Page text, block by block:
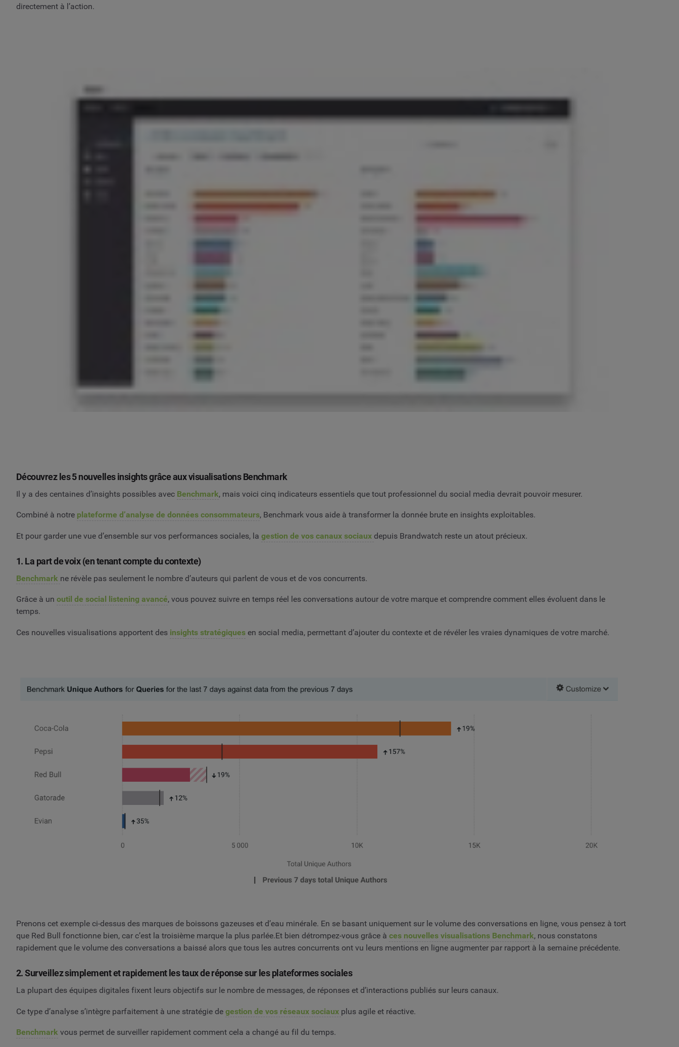
directement à l’action.
Découvrez les 5 nouvelles insights grâce aux visualisations Benchmark
Il y a des centaines d’insights possibles avec Benchmark, mais voici cinq indicateurs essentiels que tout professionnel du social media devrait pouvoir mesurer.
Combiné à notre plateforme d’analyse de données consommateurs, Benchmark vous aide à transformer la donnée brute en insights exploitables.
Et pour garder une vue d’ensemble sur vos performances sociales, la gestion de vos canaux sociaux depuis Brandwatch reste un atout précieux.
1. La part de voix (en tenant compte du contexte)
Benchmark ne révèle pas seulement le nombre d’auteurs qui parlent de vous et de vos concurrents.
Grâce à un outil de social listening avancé, vous pouvez suivre en temps réel les conversations autour de votre marque et comprendre comment elles évoluent dans le
temps.
Ces nouvelles visualisations apportent des insights stratégiques en social media, permettant d’ajouter du contexte et de révéler les vraies dynamiques de votre marché.
Prenons cet exemple ci-dessus des marques de boissons gazeuses et d’eau minérale. En se basant uniquement sur le volume des conversations en ligne, vous pensez à tort
que Red Bull fonctionne bien, car c’est la troisième marque la plus parlée.Et bien détrompez-vous grâce à ces nouvelles visualisations Benchmark, nous constatons
rapidement que le volume des conversations a baissé alors que tous les autres concurrents ont vu leurs mentions en ligne augmenter par rapport à la semaine précédente.
2. Surveillez simplement et rapidement les taux de réponse sur les plateformes sociales
La plupart des équipes digitales fixent leurs objectifs sur le nombre de messages, de réponses et d’interactions publiés sur leurs canaux.
Ce type d’analyse s’intègre parfaitement à une stratégie de gestion de vos réseaux sociaux plus agile et réactive.
Benchmark vous permet de surveiller rapidement comment cela a changé au fil du temps.